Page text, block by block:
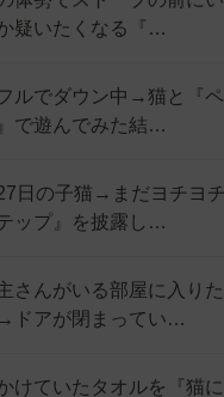
疑いたくなる『…
ルでダウン中→猫と『
で遊んでみた結…
日の子猫→まだヨチヨ
ップ』を披露し…
さんがいる部屋に入り
ドアが閉まってい…
けていたタオルを『猫